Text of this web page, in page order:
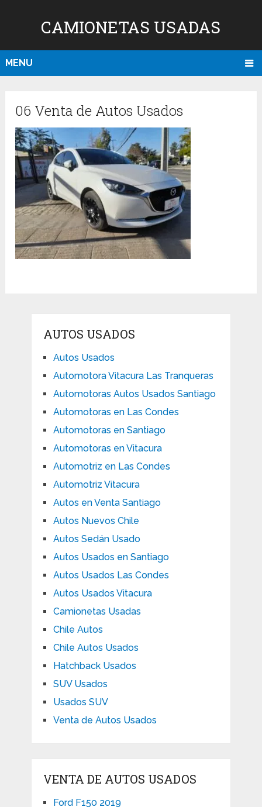
CAMIONETAS USADAS
MENU
06 Venta de Autos Usados
AUTOS USADOS
Autos Usados
Automotora Vitacura Las Tranqueras
Automotoras Autos Usados Santiago
Automotoras en Las Condes
Automotoras en Santiago
Automotoras en Vitacura
Automotriz en Las Condes
Automotriz Vitacura
Autos en Venta Santiago
Autos Nuevos Chile
Autos Sedán Usado
Autos Usados en Santiago
Autos Usados Las Condes
Autos Usados Vitacura
Camionetas Usadas
Chile Autos
Chile Autos Usados
Hatchback Usados
SUV Usados
Usados SUV
Venta de Autos Usados
VENTA DE AUTOS USADOS
Ford F150 2019